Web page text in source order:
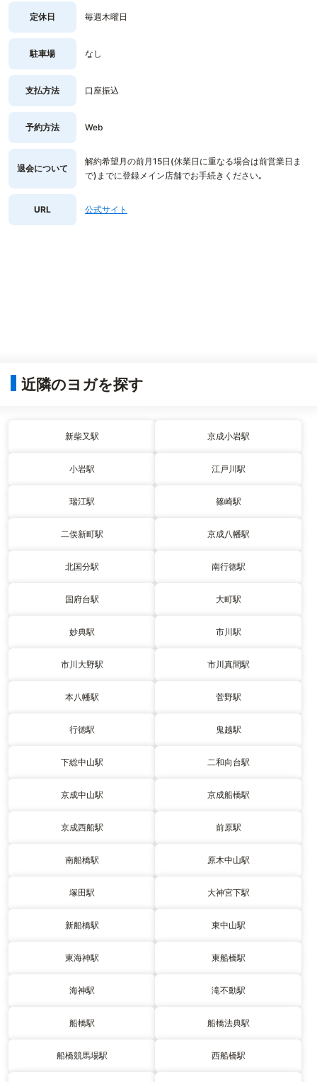
定休日 毎週木曜日
駐車場 なし
支払方法 口座振込
予約方法 Web
退会について
解約希望月の前月15日(休業日に重なる場合は前営業日ま
で)までに登録メイン店舗でお手続きください｡
URL 公式サイト
近隣のヨガを探す
新柴又駅 京成小岩駅
小岩駅 江戸川駅
瑞江駅 篠崎駅
二俣新町駅 京成八幡駅
北国分駅 南行徳駅
国府台駅 大町駅
妙典駅 市川駅
市川大野駅 市川真間駅
本八幡駅 菅野駅
行徳駅 鬼越駅
下総中山駅 二和向台駅
京成中山駅 京成船橋駅
京成西船駅 前原駅
南船橋駅 原木中山駅
塚田駅 大神宮下駅
新船橋駅 東中山駅
東海神駅 東船橋駅
海神駅 滝不動駅
船橋駅 船橋法典駅
船橋競馬場駅 西船橋駅